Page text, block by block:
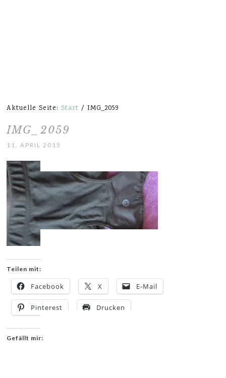
Aktuelle Seite:Start / IMG_2059
IMG_2059
11. APRIL 2015
Teilen mit:
Facebook X E-Mail
Pinterest Drucken
Gefällt mir: